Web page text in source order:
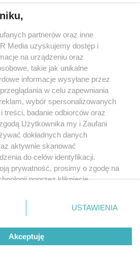
partnerów oraz inne
Media uzyskujemy dostęp i
na urządzeniu oraz
takie jak unikalne
informacje wysyłane przez
w celu zapewniania
wybór spersonalizowanych
treści, badanie odbiorców oraz
Użytkownika my i Zaufani
dokładnych danych
aktywnie skanować
do celów identyfikacji.
prywatność, prosimy o zgodę na
poprzez kliknięcie
przycisk ustawień prywatności
dolnym rogu strony
danych nie wymagają zgody
prawo sprzeciwić się takiemu
będą miały zastosowanie tylko
USTAWIENIA
Akceptuję